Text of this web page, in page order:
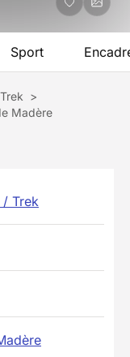
Sport
>
Madère
/ Trek